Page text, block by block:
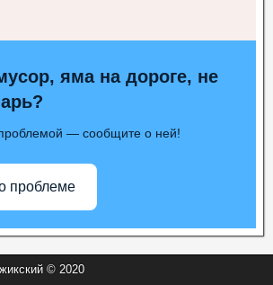
яма на дороге, не
— сообщите о ней!
проблеме
© 2020